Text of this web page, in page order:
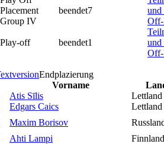
Placement
Group IV
beendet7
und
Play-off beendet1
und
Endplazierung
Vorname
Atis Sīlis
Lettland
Edgars Caics
Lettland
Maxim Borisov
Ahti Lampi
Finnland